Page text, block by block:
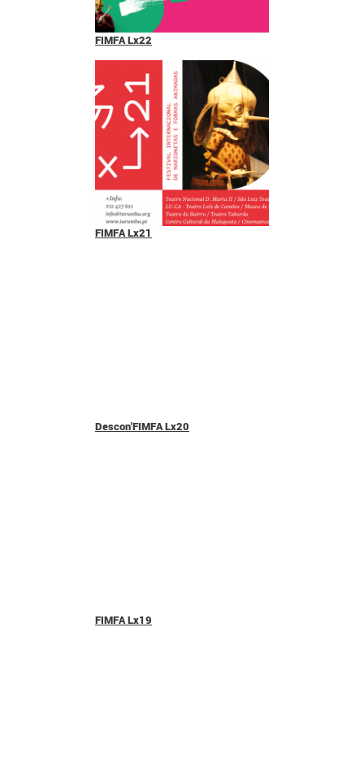
FIMFA Lx22
FIMFA Lx21
Descon'FIMFA Lx20
FIMFA Lx19